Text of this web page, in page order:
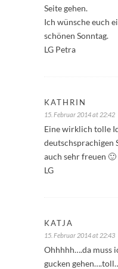
Seite gehen.
Ich wünsche euch
schönen Sonntag.
LG Petra
KATHRIN
15. Februar 2014 at 22:42
Eine wirklich tolle
deutschsprachigen
auch sehr freuen 🙂
LG
KATJA
15. Februar 2014 at 22:43
Ohhhhh….da muss
gucken